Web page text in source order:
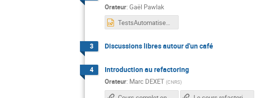
Orateur: Gaël Pawlak
TestsAutomatises.pptx
3 Discussions libres autour d'un café
4 Introduction au refactoring
Orateur: Marc DEXET (CNRS)